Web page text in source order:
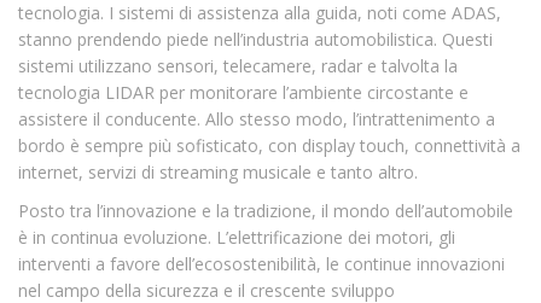
tecnologia. I sistemi di assistenza alla guida, noti come ADAS,
stanno prendendo piede nell’industria automobilistica. Questi
sistemi utilizzano sensori, telecamere, radar e talvolta la
tecnologia LIDAR per monitorare l’ambiente circostante e
assistere il conducente. Allo stesso modo, l’intrattenimento a
bordo è sempre più sofisticato, con display touch, connettività a
internet, servizi di streaming musicale e tanto altro.
Posto tra l’innovazione e la tradizione, il mondo dell’automobile
è in continua evoluzione. L’elettrificazione dei motori, gli
interventi a favore dell’ecosostenibilità, le continue innovazioni
nel campo della sicurezza e il crescente sviluppo